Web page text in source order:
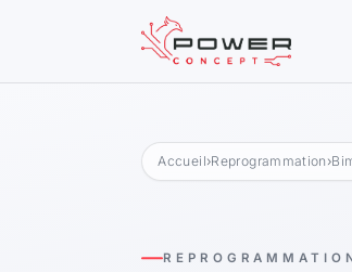
Accueil›Reprogrammation ›